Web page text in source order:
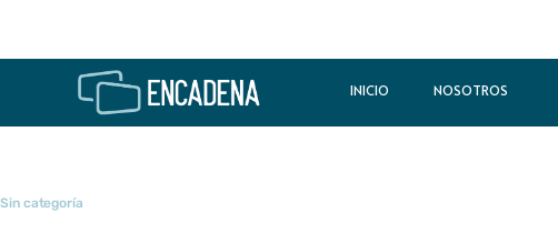
INICIO NOSOTROS
Sin categoría